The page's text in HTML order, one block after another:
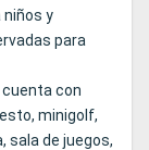
niños y
para
cuenta con
minigolf,
sala de juegos,